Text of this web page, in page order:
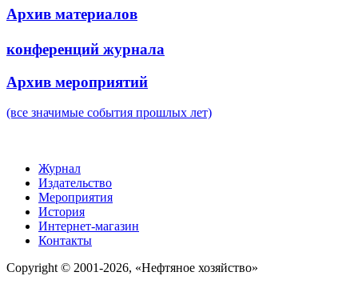
Архив материалов
конференций журнала
Архив мероприятий
(все значимые события прошлых лет)
Журнал
Издательство
Мероприятия
История
Интернет-магазин
Контакты
Copyright © 2001-2026, «Нефтяное хозяйство»